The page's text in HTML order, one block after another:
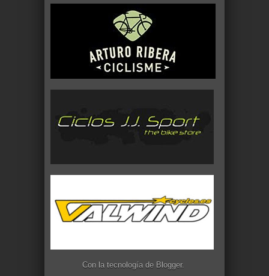
Con la tecnología de Blogger.